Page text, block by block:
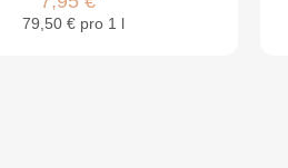
79,50 € pro 1 l